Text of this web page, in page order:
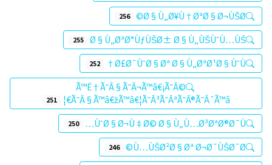
Ø§Ù„Ø¥Ù†ØªØ§Ø¬ÙŠØ©
256
Ø§Ù„ØªØ°ÙƒÙŠØ± Ø§Ù„ÙŠÙˆÙ…ÙŠ
255
Ø£Ø¯ÙˆØ§Øª Ø§Ù„ØªØ¹Ø§ÙˆÙ†
252
Ã™Ë†Ã˜Â§Ã˜Â¬Ã™â€¡Ã˜Â©
Ã˜Â§Ã™â€žÃ™â€¦Ã˜Â³Ã˜ÂªÃ˜Â®Ã˜Â¯Ã™â€¦
251
ÙˆØ§Ø¬Ù‡Ø© Ø§Ù„Ù…Ø³ØªØ®Ø¯Ù…
250
Ù…ÙŠØ²Ø§Øª Ø¬Ø¯ÙŠØ¯Ø©
246